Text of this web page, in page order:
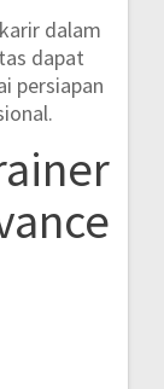
dalam
dapat
persiapan